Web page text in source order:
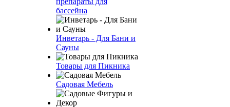
бассейна
Инветарь - Для Бани и
Сауны
Товары для Пикника
Садовая Мебель